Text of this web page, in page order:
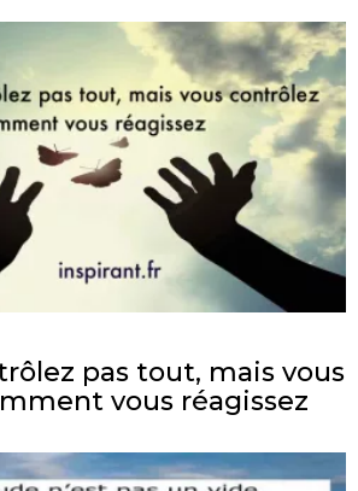
pas tout, mais vous
vous réagissez